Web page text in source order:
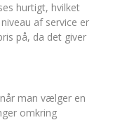
hurtigt, hvilket
af service er
på, da det giver
man vælger en
omkring